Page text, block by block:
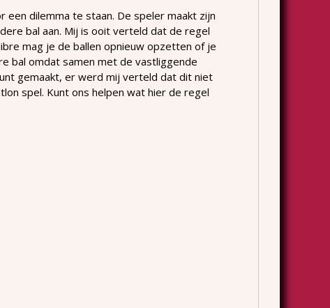
dilemma te staan. De speler maakt zijn
bal aan. Mij is ooit verteld dat de regel
mag je de ballen opnieuw opzetten of je
bal omdat samen met de vastliggende
gemaakt, er werd mij verteld dat dit niet
spel. Kunt ons helpen wat hier de regel